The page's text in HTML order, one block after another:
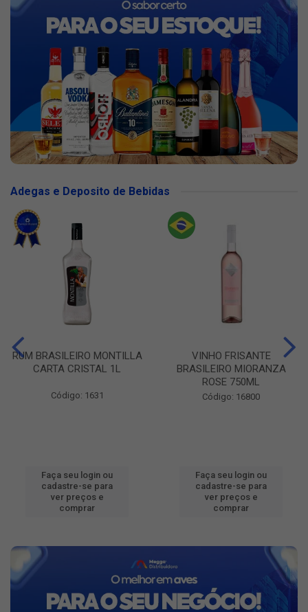
Adegas e Deposito de Bebidas
RUM BRASILEIRO MONTILLA
CARTA CRISTAL 1L
Código: 1631
Faça seu login ou
cadastre-se para
ver preços e
comprar
VINHO FRISANTE
BRASILEIRO MIORANZA
ROSE 750ML
Código: 16800
Faça seu login ou
cadastre-se para
ver preços e
comprar